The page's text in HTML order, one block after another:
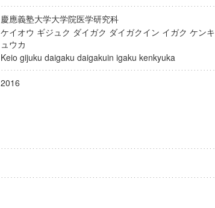
慶應義塾大学大学院医学研究科
ケイオウ ギジュク ダイガク ダイガクイン イガク ケンキ
ュウカ
Keio gijuku daigaku daigakuin igaku kenkyuka
2016